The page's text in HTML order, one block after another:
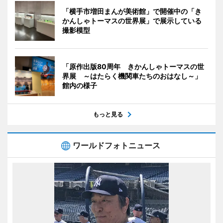
「横手市増田まんが美術館」で開催中の「き
かんしゃトーマスの世界展」で展示している
撮影模型
「原作出版80周年 きかんしゃトーマスの世
界展 ～はたらく機関車たちのおはなし～」
館内の様子
もっと見る
ワールドフォトニュース